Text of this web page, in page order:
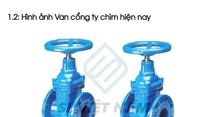
1.2: Hình ảnh Van cổng ty chìm hiện nay